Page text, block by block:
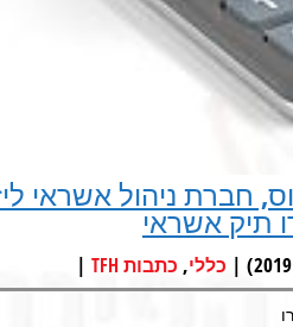
חברת ניהול אשראי
כללי, כתבות TFH |